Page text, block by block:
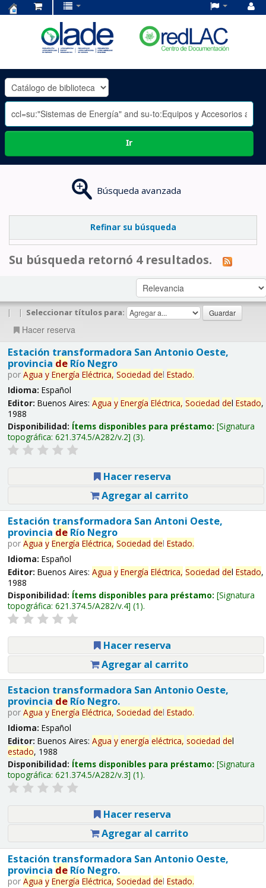
OLADE
-
Ir
Búsqueda avanzada
Refinar su búsqueda
Su búsqueda retornó 4 resultados.
| | Seleccionar títulos para:
Hacer reserva
Estación transformadora San Antonio Oeste,
provincia deRío Negro
por Agua y Energía Eléctrica, Sociedad del Estado.
Idioma: Español
Editor: Buenos Aires: Agua y Energía Eléctrica, Sociedad del Estado,
1988
Disponibilidad: Ítems disponibles para préstamo: Signatura
topográfica: 621.374.5/A282/v.2 (3).
Hacer reserva
Agregar al carrito
Estación transformadora San Antoni Oeste,
provincia deRío Negro
por Agua y Energía Eléctrica, Sociedad del Estado.
Idioma: Español
Editor: Buenos Aires: Agua y Energía Eléctrica, Sociedad del Estado,
1988
Disponibilidad: Ítems disponibles para préstamo: Signatura
topográfica: 621.374.5/A282/v.4 (1).
Hacer reserva
Agregar al carrito
Estacion transformadora San Antonio Oeste,
provincia deRío Negro.
por Agua y Energía Eléctrica, Sociedad del Estado.
Idioma: Español
Editor: Buenos Aires: Agua y energía eléctrica, sociedad del
estado, 1988
Disponibilidad: Ítems disponibles para préstamo: Signatura
topográfica: 621.374.5/A282/v.3 (1).
Hacer reserva
Agregar al carrito
Estación transformadora San Antonio Oeste,
provincia deRío Negro.
por Agua y Energía Eléctrica, Sociedad del Estado.